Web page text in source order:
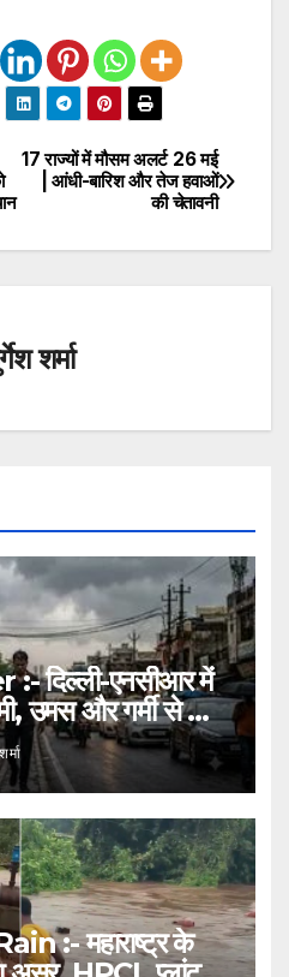
17 राज्यों में मौसम अलर्ट 26 मई
| आंधी-बारिश और तेज हवाओं
की चेतावनी
शर्मा
दिल्ली-एनसीआर में
उमस और गर्मी से लोग
:- महाराष्ट्र के